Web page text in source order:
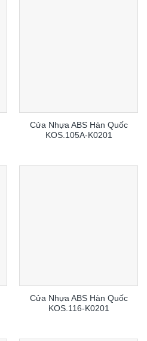
Cửa Nhựa ABS Hàn Quốc
KOS.105A-K0201
Cửa Nhựa ABS Hàn Quốc
KOS.116-K0201